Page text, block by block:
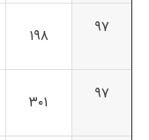
۹۷
۱۹۸
۹۷
۳۰۱